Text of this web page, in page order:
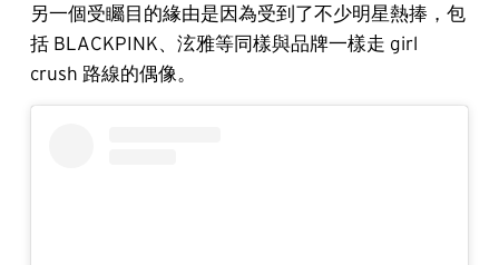
另一個受矚目的緣由是因為受到了不少明星熱捧，包
括 BLACKPINK、泫雅等同樣與品牌一樣走 girl
crush 路線的偶像。